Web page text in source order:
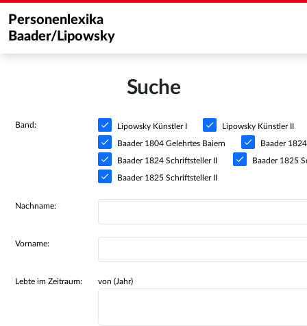
Personenlexika
Baader/Lipowsky
Suche
Band: Lipowsky Künstler I Lipowsky Künstler II
Baader 1804 Gelehrtes Baiern Baader
Baader 1824 Schriftsteller II Baader 1825
Baader 1825 Schriftsteller II
Nachname:
Vorname:
Lebte im Zeitraum: von (Jahr)